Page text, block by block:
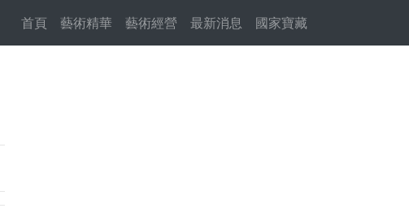
首頁 (current)
藝術精華 藝術經營 最新消息 國家寶藏